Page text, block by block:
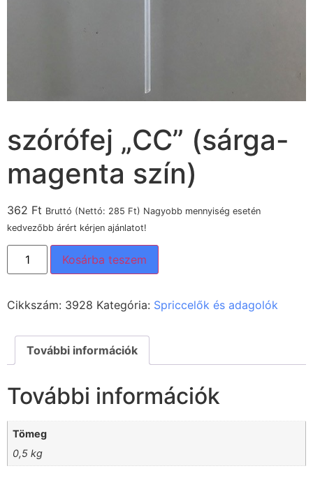
szórófej „CC” (sárga-
magenta szín)
362 Ft Bruttó (Nettó: 285 Ft) Nagyobb mennyiség esetén
kedvezőbb árért kérjen ajánlatot!
Kosárba teszem
Cikkszám: 3928 Kategória: Spriccelők és adagolók
További információk
További információk
Tömeg
0,5 kg